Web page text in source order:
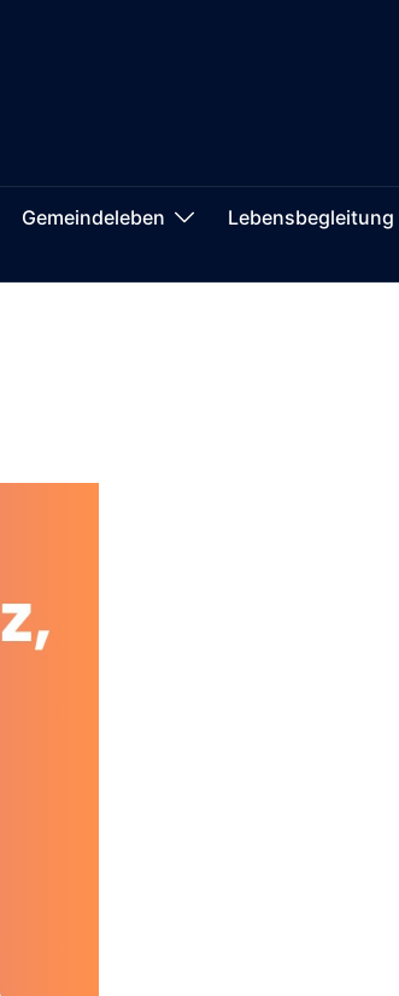
Gemeindeleben
Lebensbegleitung